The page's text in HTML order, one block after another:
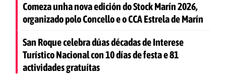
Comeza unha nova edición do Stock Marín 2026,
organizado polo Concello e o CCA Estrela de Marín
San Roque celebra dúas décadas de Interese
Turístico Nacional con 10 días de festa e 81
actividades gratuítas